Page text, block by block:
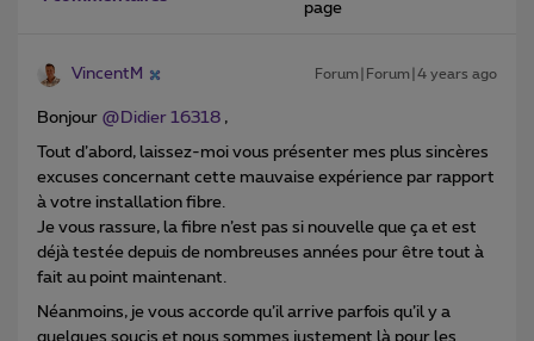
page
VincentM Forum|Forum|4 years ago
Bonjour @Didier 16318 ,
Tout d’abord, laissez-moi vous présenter mes plus sincères
excuses concernant cette mauvaise expérience par rapport
à votre installation fibre.
Je vous rassure, la fibre n’est pas si nouvelle que ça et est
déjà testée depuis de nombreuses années pour être tout à
fait au point maintenant.
Néanmoins, je vous accorde qu’il arrive parfois qu’il y a